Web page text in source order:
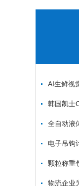
AI生鲜视
全自动液
电子吊钩
颗粒称重